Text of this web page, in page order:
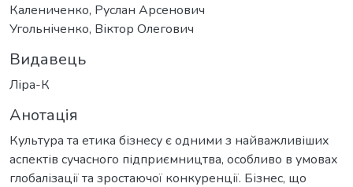
Калениченко, Руслан Арсенович
Угольніченко, Віктор Олегович
Видавець
Ліра-К
Анотація
Культура та етика бізнесу є одними з найважливіших
аспектів сучасного підприємництва, особливо в умовах
глобалізації та зростаючої конкуренції. Бізнес, що